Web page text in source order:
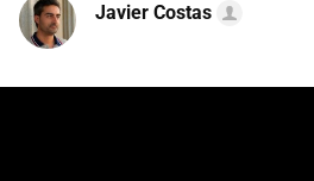
Javier Costas